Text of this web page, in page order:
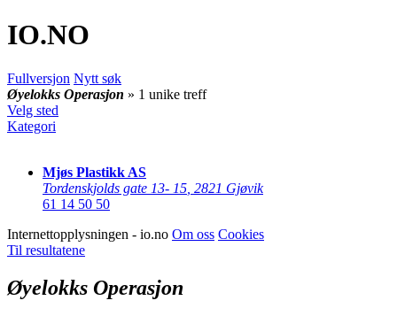
IO.NO
Fullversjon Nytt søk
Øyelokks Operasjon » 1 unike treff
Velg sted
Kategori
Mjøs Plastikk AS
Tordenskjolds gate 13- 15 2821 Gjøvik
61 14 50 50
Internettopplysningen - io.no Om oss Cookies
Til resultatene
Øyelokks Operasjon